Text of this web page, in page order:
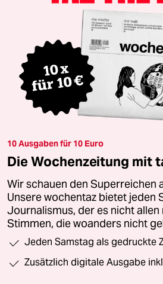
10 Ausgaben für 10 Euro
Die Wochenzeitung mit
Wir schauen den Superreichen
Unsere wochentaz bietet jeden
Journalismus, der es nicht
Stimmen, die woanders nicht
Jeden Samstag als gedruckte
Zusätzlich digitale Ausgabe